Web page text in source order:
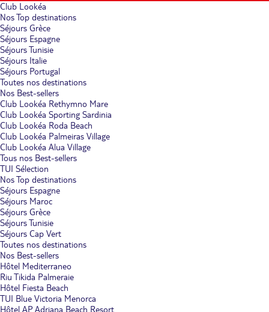
Club Lookéa
Nos Top destinations
Séjours Grèce
Séjours Espagne
Séjours Tunisie
Séjours Italie
Séjours Portugal
Toutes nos destinations
Nos Best-sellers
Club Lookéa Rethymno Mare
Club Lookéa Sporting Sardinia
Club Lookéa Roda Beach
Club Lookéa Palmeiras Village
Club Lookéa Alua Village
Tous nos Best-sellers
TUI Sélection
Nos Top destinations
Séjours Espagne
Séjours Maroc
Séjours Grèce
Séjours Tunisie
Séjours Cap Vert
Toutes nos destinations
Nos Best-sellers
Hôtel Mediterraneo
Riu Tikida Palmeraie
Hôtel Fiesta Beach
TUI Blue Victoria Menorca
Hôtel AP Adriana Beach Resort